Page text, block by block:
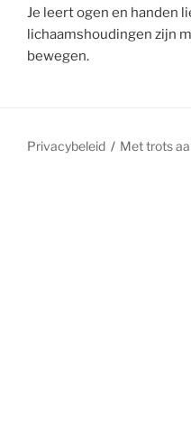
Je leert ogen en handen
lichaamshoudingen zijn
bewegen.
Privacybeleid Met trots